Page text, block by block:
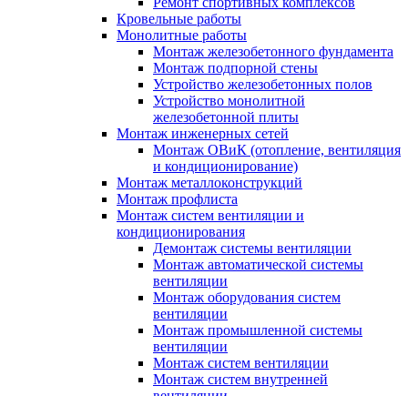
Кровельные работы
Монолитные работы
Монтаж железобетонного фундамента
Монтаж подпорной стены
Устройство железобетонных полов
Устройство монолитной
железобетонной плиты
Монтаж инженерных сетей
Монтаж ОВиК (отопление, вентиляция
и кондиционирование)
Монтаж металлоконструкций
Монтаж профлиста
Монтаж систем вентиляции и
кондиционирования
Демонтаж системы вентиляции
Монтаж автоматической системы
вентиляции
Монтаж оборудования систем
вентиляции
Монтаж промышленной системы
вентиляции
Монтаж систем вентиляции
Монтаж систем внутренней